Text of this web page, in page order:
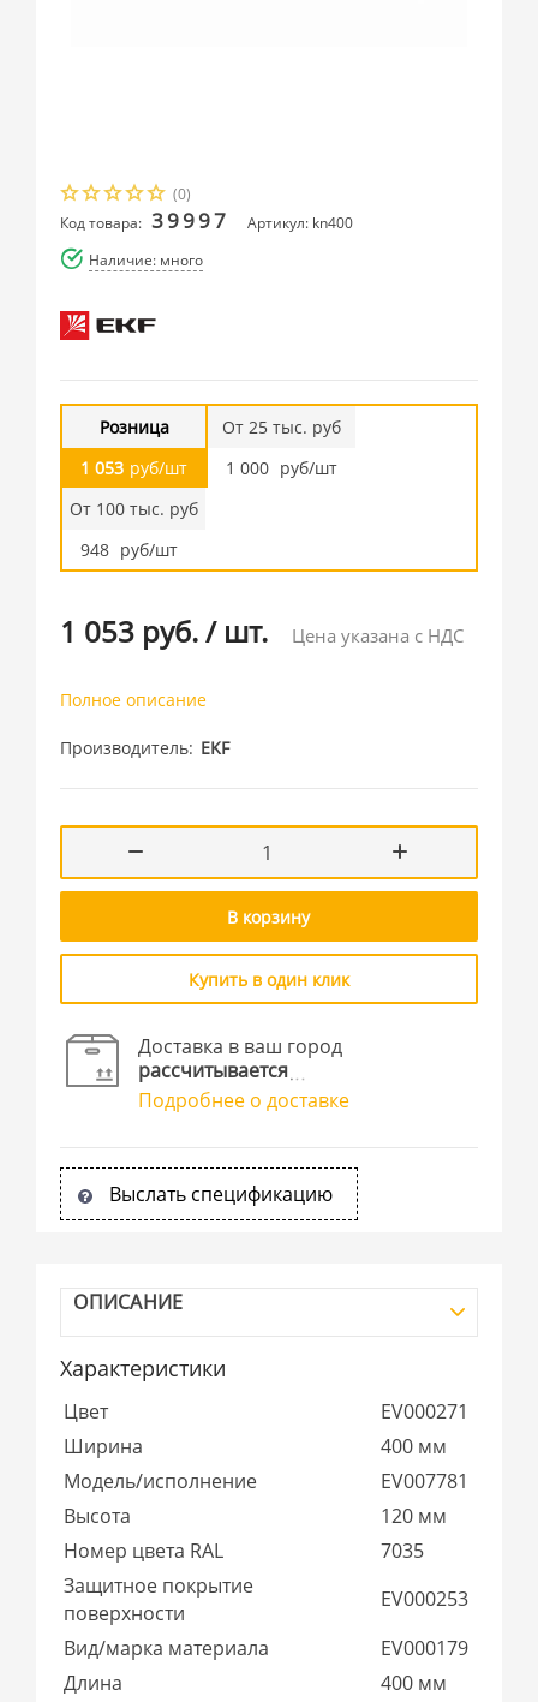
(0)
Код товара: 39997
Артикул: kn400
Наличие: много
Розница
1 053 руб/шт
От 25 тыс. руб
1 000 руб/шт
От 100 тыс. руб
948 руб/шт
1 053 руб./ шт. Цена указана с НДС
Полное описание
Производитель EKF
В корзину
Купить в один клик
Доставка в ваш город
рассчитывается
Подробнее о доставке
Выслать спецификацию
ОПИСАНИЕ
Характеристики
Цвет
EV000271
Ширина
400 мм
Модель/исполнение
EV007781
Высота
120 мм
Номер цвета RAL
7035
Защитное покрытие
поверхности
EV000253
Вид/марка материала
EV000179
Длина
400 мм